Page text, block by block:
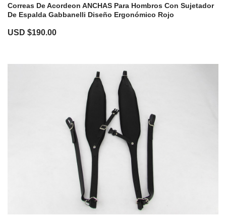
Correas De Acordeon ANCHAS Para Hombros Con Sujetador
De Espalda Gabbanelli Diseño Ergonómico Rojo
USD $190.00